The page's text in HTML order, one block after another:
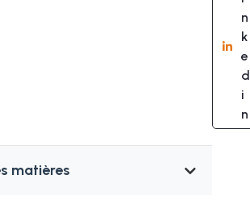
n
k
e
d
i
n
matières